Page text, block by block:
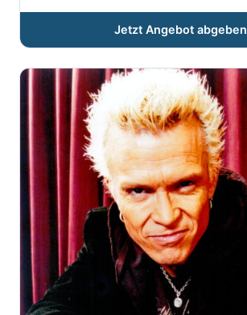
Jetzt Angebot abgeben